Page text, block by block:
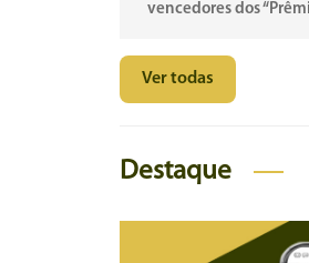
vencedores dos
Ver todas
Destaque